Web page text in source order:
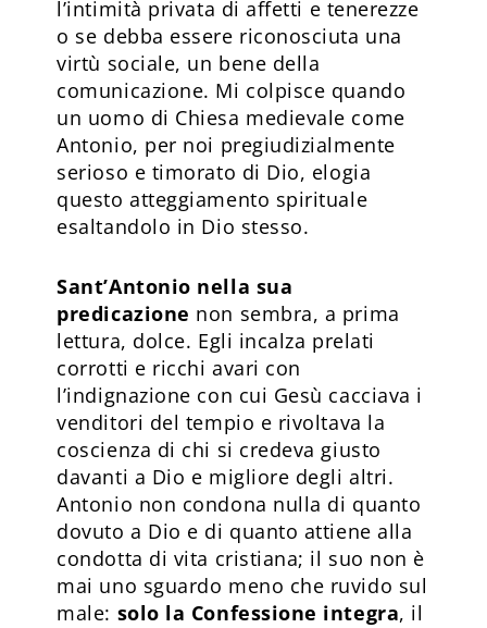
l’intimità privata di affetti e tenerezze
o se debba essere riconosciuta una
virtù sociale, un bene della
comunicazione. Mi colpisce quando
un uomo di Chiesa medievale come
Antonio, per noi pregiudizialmente
serioso e timorato di Dio, elogia
questo atteggiamento spirituale
esaltandolo in Dio stesso.
Sant’Antonio nella sua
predicazione non sembra, a prima
lettura, dolce. Egli incalza prelati
corrotti e ricchi avari con
l’indignazione con cui Gesù cacciava i
venditori del tempio e rivoltava la
coscienza di chi si credeva giusto
davanti a Dio e migliore degli altri.
Antonio non condona nulla di quanto
dovuto a Dio e di quanto attiene alla
condotta di vita cristiana; il suo non è
mai uno sguardo meno che ruvido sul
male: solo la Confessione integra, il